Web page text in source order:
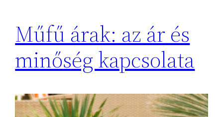
Műfű árak: az ár és
minőség kapcsolata